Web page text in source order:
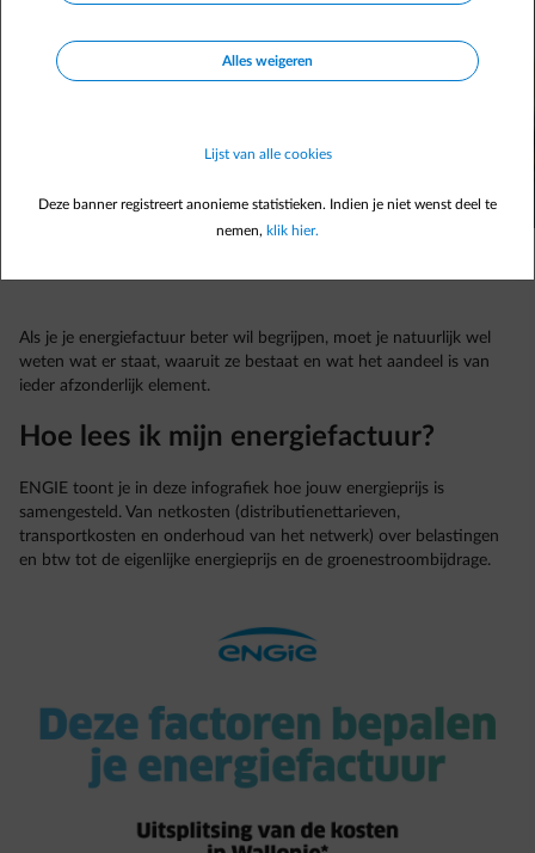
Als je je energiefactuur beter wil begrijpen, moet je natuurlijk wel
weten wat er staat, waaruit ze bestaat en wat het aandeel is van
ieder afzonderlijk element.
Hoe lees ik mijn energiefactuur?
ENGIE toont je in deze infografiek hoe jouw energieprijs is
samengesteld. Van netkosten (distributienettarieven,
transportkosten en onderhoud van het netwerk) over belastingen
en btw tot de eigenlijke energieprijs en de groenestroombijdrage.
Alles weigeren
Lijst van alle cookies
Deze banner registreert anonieme statistieken. Indien je niet wenst deel te
nemen, klik hier.